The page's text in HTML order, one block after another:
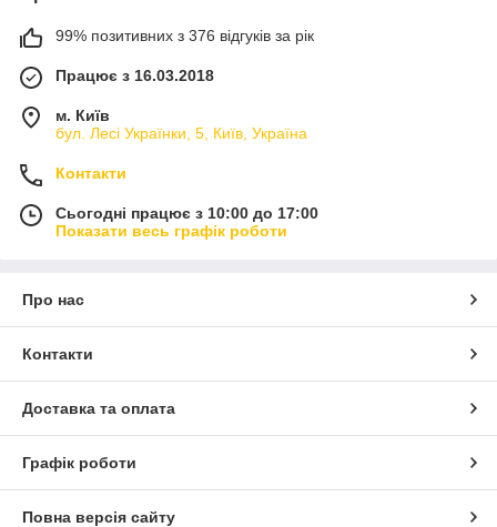
99% позитивних з 376 відгуків за рік
Працює з 16.03.2018
м. Київ
бул. Лесі Українки, 5, Київ, Україна
Контакти
Сьогодні працює з 10:00 до 17:00
Показати весь графік роботи
Про нас
Контакти
Доставка та оплата
Графік роботи
Повна версія сайту